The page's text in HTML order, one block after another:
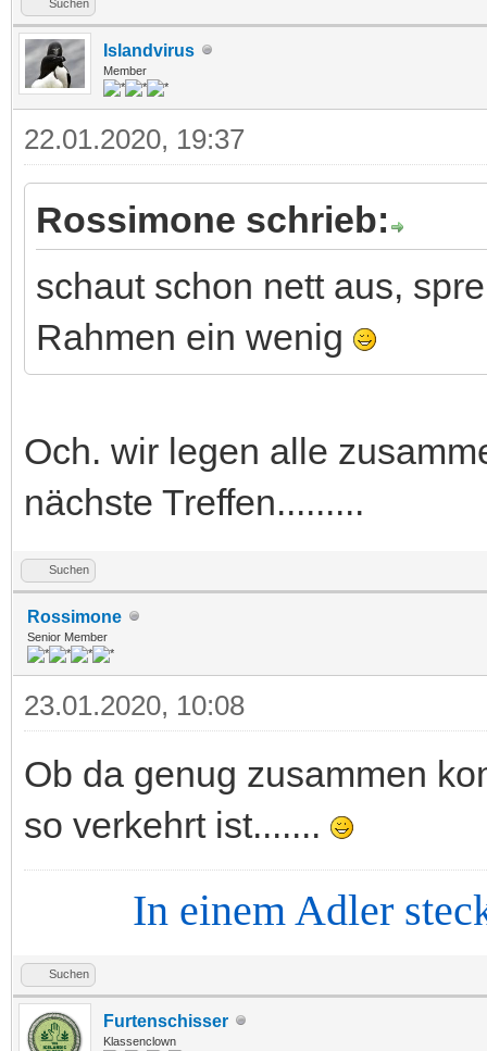
Suchen
Islandvirus
Member
22.01.2020, 19:37
Rossimone schrieb:
schaut schon nett aus,
Rahmen ein wenig
Och. wir legen alle
nächste Treffen.........
Suchen
Rossimone
Senior Member
23.01.2020, 10:08
Ob da genug zusammen
so verkehrt ist.......
In einem Adler steckt
Suchen
Furtenschisser
Klassenclown